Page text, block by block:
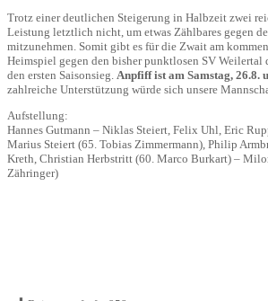
Trotz einer deutlichen Steigerung in Halbzeit zwei
Leistung letztlich nicht, um etwas Zählbares gegen
mitzunehmen. Somit gibt es für die Zwait am
Heimspiel gegen den bisher punktlosen SV Weilertal
den ersten Saisonsieg. Anpfiff ist am Samstag, 26.8.
zahlreiche Unterstützung würde sich unsere
Aufstellung:
Hannes Gutmann – Niklas Steiert, Felix Uhl, Eric
Marius Steiert (65. Tobias Zimmermann), Philip
Kreth, Christian Herbstritt (60. Marco Burkart) –
Zähringer)